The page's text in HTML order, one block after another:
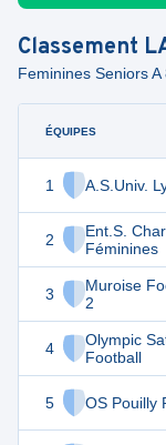
Classement
Feminines Seniors
ÉQUIPES
1 A.S.Univ.
2
Ent.S.
Féminines
3
Muroise
2
4
Olympic
Football
5 OS Pouilly